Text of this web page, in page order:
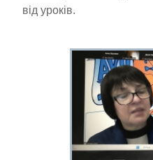
від уроків.